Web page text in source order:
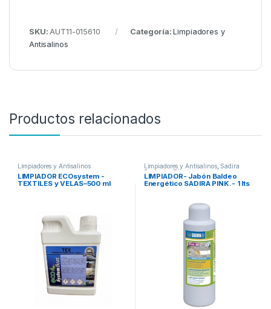
SKU:AUT11-015610 Categoría:Limpiadores y
Antisalinos
Productos relacionados
Limpiadores y Antisalinos
LIMPIADOR ECOsystem -
TEXTILES y VELAS–500 ml
Limpiadores y Antisalinos, Sadira
Productos Técnicos
LIMPIADOR- Jabón Baldeo
Energético SADIRA PINK.- 1 lts